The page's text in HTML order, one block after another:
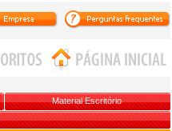
Material Escritório